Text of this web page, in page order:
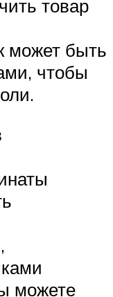
товар
может быть
чтобы
можете